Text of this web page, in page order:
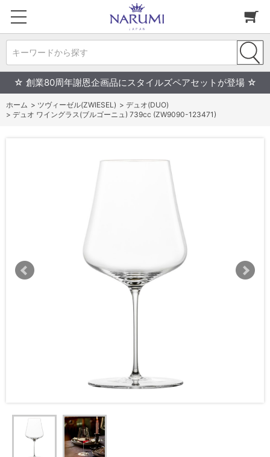
キーワードから探す
☆ 創業80周年謝恩企画品にスタイルズペアセットが登場 ☆
ホーム > ツヴィーゼル(ZWIESEL) > デュオ(DUO)
> デュオ ワイングラス(ブルゴーニュ) 739cc (ZW9090-123471)